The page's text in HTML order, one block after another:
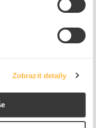
Zobrazit detaily
2,5/ 8mm lisovací modrá